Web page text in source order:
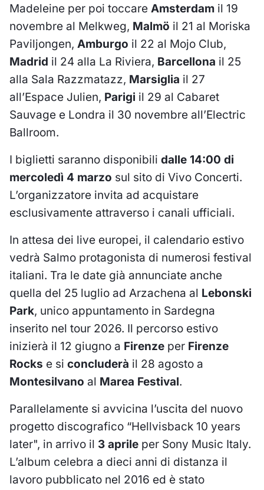
Madeleine per poi toccare Amsterdam il 19
novembre al Melkweg, Malmö il 21 al Moriska
Paviljongen, Amburgo il 22 al Mojo Club,
Madrid il 24 alla La Riviera, Barcellona il 25
alla Sala Razzmatazz, Marsiglia il 27
all’Espace Julien, Parigi il 29 al Cabaret
Sauvage e Londra il 30 novembre all’Electric
Ballroom.
I biglietti saranno disponibili dalle 14:00 di
mercoledì 4 marzo sul sito di Vivo Concerti.
L’organizzatore invita ad acquistare
esclusivamente attraverso i canali ufficiali.
In attesa dei live europei, il calendario estivo
vedrà Salmo protagonista di numerosi festival
italiani. Tra le date già annunciate anche
quella del 25 luglio ad Arzachena al Lebonski
Park, unico appuntamento in Sardegna
inserito nel tour 2026. Il percorso estivo
inizierà il 12 giugno a Firenze per Firenze
Rocks e si concluderà il 28 agosto a
Montesilvano al Marea Festival.
Parallelamente si avvicina l’uscita del nuovo
progetto discografico “Hellvisback 10 years
later", in arrivo il 3 aprile per Sony Music Italy.
L’album celebra a dieci anni di distanza il
lavoro pubblicato nel 2016 ed è stato